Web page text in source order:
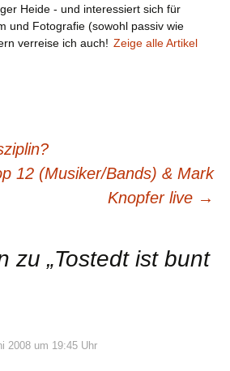
Heide - und interessiert sich für
und Fotografie (sowohl passiv wie
verreise ich auch! Zeige alle Artikel
12 (Musiker/Bands) & Mark
Knopfer live →
zu „Tostedt ist bunt
2008 um 19:45 Uhr